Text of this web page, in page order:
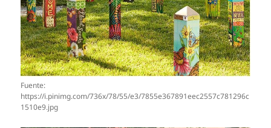
Fuente:
https://i.pinimg.com/736x/78/55/e3/7855e367891eec2557c781296c
1510e9.jpg